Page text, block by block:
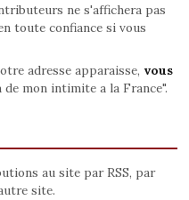
ne s'affichera pas
toute confiance si vous
adresse apparaisse, vous
mon intimite a la France".
au site par RSS, par
site.